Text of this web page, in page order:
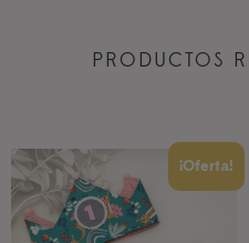
PRODUCTOS
¡Oferta!